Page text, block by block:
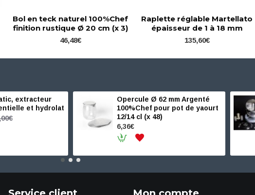
Bol en teck naturel 100%Chef
finition rustique Ø 20 cm (x 3)
46,48€
Raplette réglable Martellato
épaisseur de 1 à 18 mm
135,60€
extracteur
et hydrolat
Opercule Ø 62 mm Argenté
100%Chef pour pot de yaourt
12/14 cl (x 48)
6,36€